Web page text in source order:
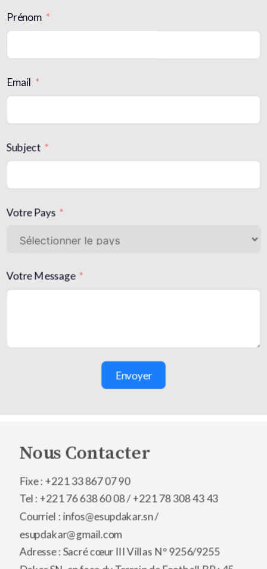
Prénom
Email
Subject
Votre Pays
Votre Message
Envoyer
Nous Contacter
Fixe : +221 33 867 07 90
Tel : +221 76 638 60 08 /+221 78 308 43 43
Courriel : infos@esupdakar.sn /
esupdakar@gmail.com
Adresse : Sacré cœur III Villas N° 9256/9255